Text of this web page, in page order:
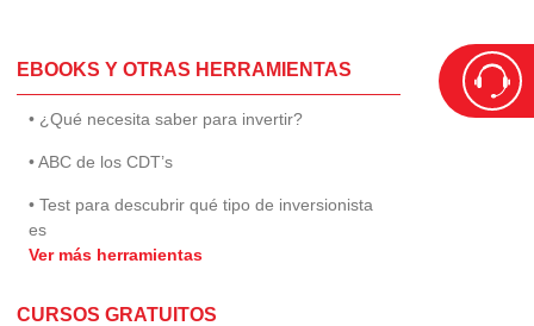
EBOOKS Y OTRAS HERRAMIENTAS
• ¿Qué necesita saber para invertir?
• ABC de los CDT’s
• Test para descubrir qué tipo de inversionista
es
Ver más herramientas
CURSOS GRATUITOS